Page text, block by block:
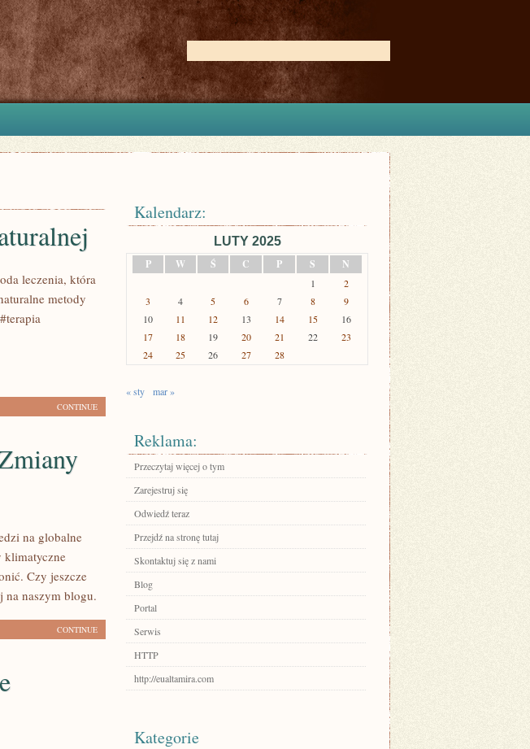
leczenia, która
metody
CONTINUE
na globalne
klimatyczne
Czy jeszcze
na naszym blogu.
CONTINUE
Kalendarz:
LUTY 2025
P
W Ś C P S N
1
2
3
4 5 6 7 8
9
10
11 12 13 14 15
16
17
18 19 20 21 22
23
24
25 26 27 28
« sty mar »
Reklama:
Przeczytaj więcej o tym
Zarejestruj się
Odwiedź teraz
Przejdź na stronę tutaj
Skontaktuj się z nami
Blog
Portal
Serwis
HTTP
http://eualtamira.com
Kategorie